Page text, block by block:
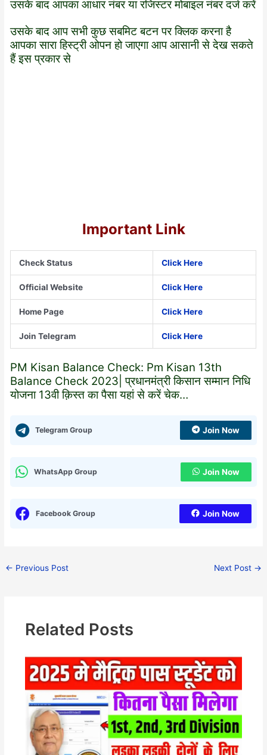
उसके बाद आपका आधार नंबर या रजिस्टर मोबाइल नंबर दर्ज करें
उसके बाद आप सभी कुछ सबमिट बटन पर क्लिक करना है
आपका सारा हिस्ट्री ओपन हो जाएगा आप आसानी से देख सकते
हैं इस प्रकार से
Important Link
Check Status Click Here
Official Website Click Here
Home Page Click Here
Join Telegram Click Here
PM Kisan Balance Check: Pm Kisan 13th
Balance Check 2023| प्रधानमंत्री किसान सम्मान निधि
योजना 13वी क़िस्त का पैसा यहां से करें चेक…
Telegram Group Join Now
WhatsApp Group Join Now
Facebook Group Join Now
← Previous Post Next Post →
Related Posts